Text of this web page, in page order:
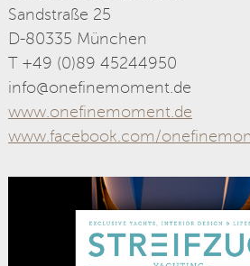
Sandstraße 25
D-80335 München
T +49 (0)89 45244950
info@onefinemoment.de
www.onefinemoment.de
www.facebook.com/